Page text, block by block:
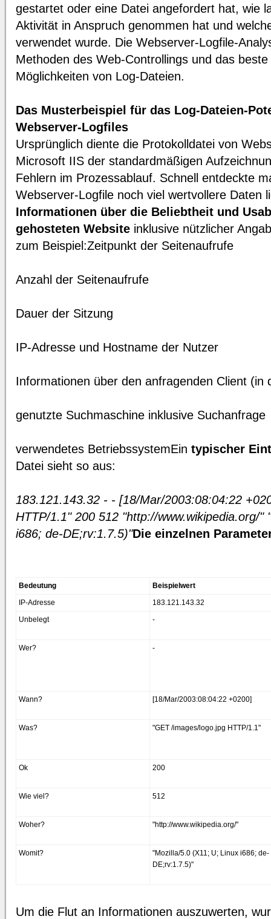
gestartet oder eine Datei angefordert hat, wie
Aktivität in Anspruch genommen hat und
verwendet wurde. Die Webserver-Logfile-
Methoden des Web-Controllings und das
Möglichkeiten von Log-Dateien.
Das Musterbeispiel für das Log-Dateien-
Webserver-Logfiles
Ursprünglich diente die Protokolldatei von
Microsoft IIS der standardmäßigen
Fehlern im Prozessablauf. Schnell entdeckte
Webserver-Logfile noch viel wertvollere Daten
Informationen über die Beliebtheit und
gehosteten Website inklusive nützlicher
zum Beispiel:Zeitpunkt der Seitenaufrufe
Anzahl der Seitenaufrufe
Dauer der Sitzung
IP-Adresse und Hostname der Nutzer
Informationen über den anfragenden Client (in
genutzte Suchmaschine inklusive Suchanfrage
verwendetes BetriebssystemEin typischer
Datei sieht so aus:
183.121.143.32 - - [18/Mar/2003:08:04:22
HTTP/1.1" 200 512 "http://www.wikipedia.org/"
i686; de-DE;rv:1.7.5)"Die einzelnen
Bedeutung
Beispielwert
IP-Adresse
183.121.143.32
Unbelegt
-
Wer? -
Wann? [18/Mar/2003:08:04:22 +0200]
Was? "GET /images/logo.jpg HTTP/1.1"
Ok 200
Wie viel? 512
Woher? "http://www.wikipedia.org/"
Womit?
"Mozilla/5.0 (X11; U; Linux i686; de-
DE;rv:1.7.5)"
Um die Flut an Informationen auszuwerten,